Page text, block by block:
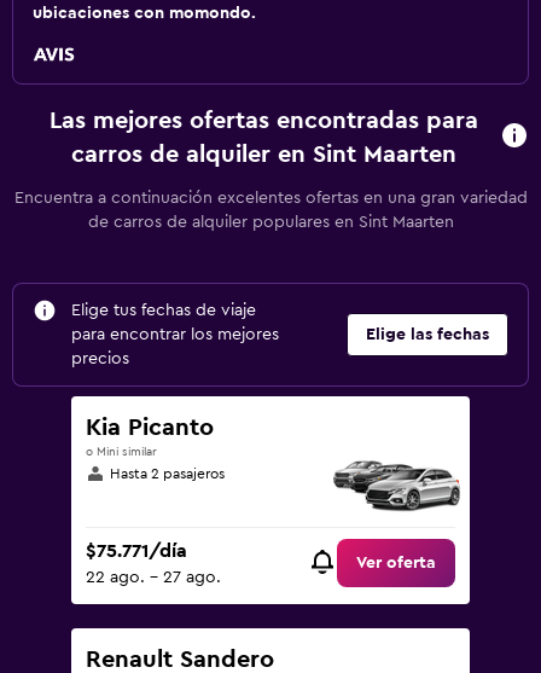
ubicaciones con momondo.
Las mejores ofertas encontradas para
carros de alquiler en Sint Maarten
Encuentra a continuación excelentes ofertas en una gran variedad
de carros de alquiler populares en Sint Maarten
Elige tus fechas de viaje
para encontrar los mejores
precios
Elige las fechas
Kia Picanto
o Mini similar
Hasta 2 pasajeros
$75.771/día
22 ago. - 27 ago.
Ver oferta
Renault Sandero